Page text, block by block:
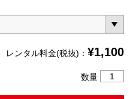
レンタル料金(税抜)： ¥1,100
数量